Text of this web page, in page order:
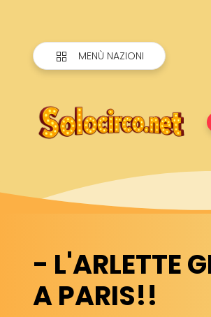
MENÙ NAZIONI
- L'ARLETTE
A PARIS!!